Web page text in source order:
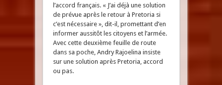
l’accord français. « J’ai déjà une solution
de prévue après le retour à Pretoria si
c’est nécessaire », dit-il, promettant d’en
informer aussitôt les citoyens et l’armée.
Avec cette deuxième feuille de route
dans sa poche, Andry Rajoelina insiste
sur une solution après Pretoria, accord
ou pas.